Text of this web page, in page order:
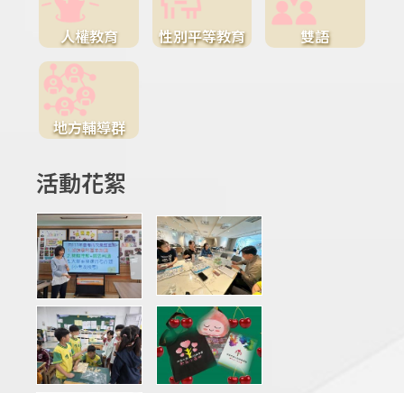
人權教育 性別平等教育 雙語
地方輔導群
活動花絮